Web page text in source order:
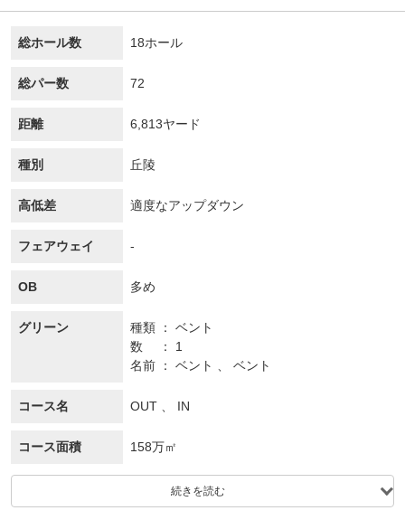
総ホール数 18ホール
総パー数 72
距離 6,813ヤード
種別 丘陵
高低差 適度なアップダウン
フェアウェイ -
OB 多め
グリーン 種類
ベント
数
1
名前
ベント 、 ベント
コース名 OUT 、 IN
コース面積 158万㎡
続きを読む